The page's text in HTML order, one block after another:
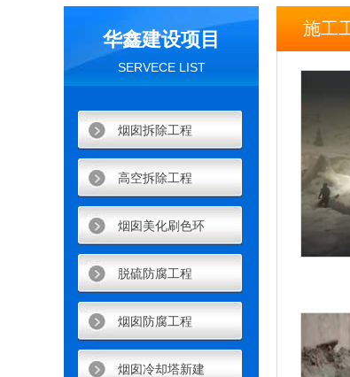
华鑫建设项目
SERVECE LIST
烟囱拆除工程
高空拆除工程
烟囱美化刷色环
脱硫防腐工程
烟囱防腐工程
烟囱冷却塔新建
施工